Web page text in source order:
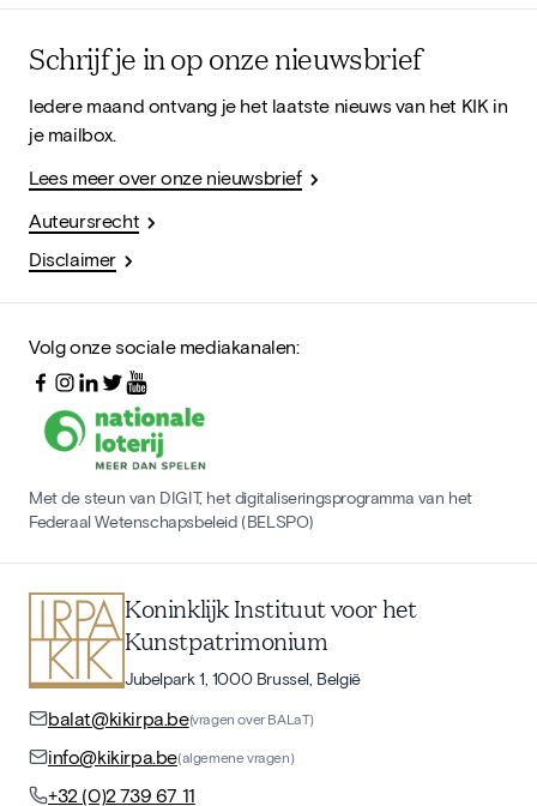
Schrijf je in op onze nieuwsbrief
Iedere maand ontvang je het laatste nieuws van het KIK in
je mailbox.
Lees meer over onze nieuwsbrief
Auteursrecht
Disclaimer
Volg onze sociale mediakanalen:
Met de steun van DIGIT, het digitaliseringsprogramma van het
Federaal Wetenschapsbeleid (BELSPO)
Koninklijk Instituut voor het
Kunstpatrimonium
Jubelpark 1, 1000 Brussel, België
balat@kikirpa.be(vragen over BALaT)
info@kikirpa.be(algemene vragen)
+32 (0)2 739 67 11